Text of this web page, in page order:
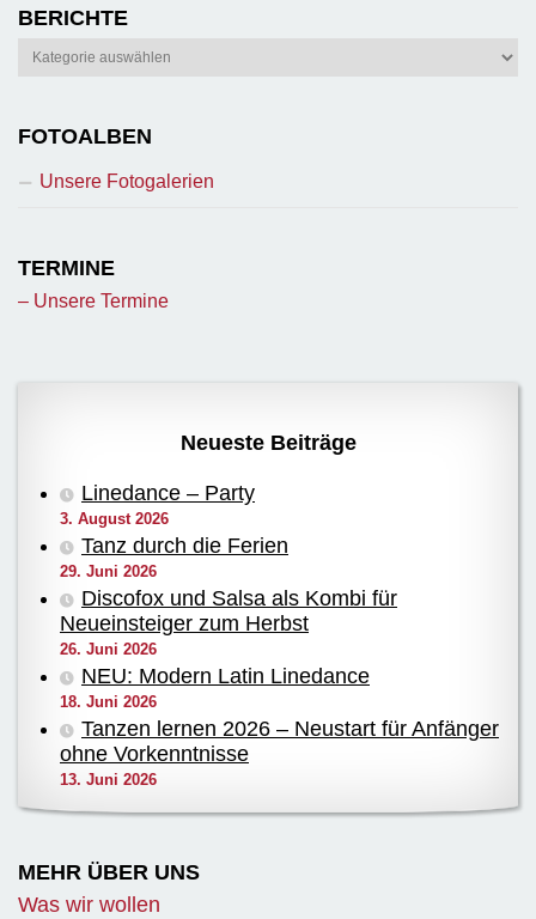
BERICHTE
Berichte
FOTOALBEN
Unsere Fotogalerien
TERMINE
– Unsere Termine
Neueste Beiträge
Linedance – Party
3. August 2026
Tanz durch die Ferien
29. Juni 2026
Discofox und Salsa als Kombi für
Neueinsteiger zum Herbst
26. Juni 2026
NEU: Modern Latin Linedance
18. Juni 2026
Tanzen lernen 2026 – Neustart für Anfänger
ohne Vorkenntnisse
13. Juni 2026
MEHR ÜBER UNS
Was wir wollen